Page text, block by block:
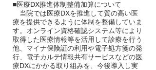
■医療DX推進体制整備加算について
当院では医療DXを推進して質の高い医
療を提供できるように体制を整備していま
す。オンライン資格確認システム等により
取得した医療情報等を活用して診療を行う
他、マイナ保険証の利用や電子処方箋の発
行、電子カルテ情報共有サービスなどの医
療DXにかかる取り組みを、今後導入し実